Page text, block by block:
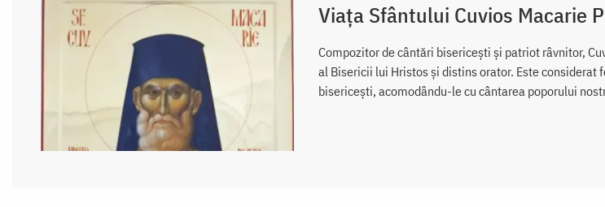
Viața Sfântului Cuvios Macarie
Compozitor de cântări bisericeşti şi patriot râvnitor,
al Bisericii lui Hristos şi distins orator. Este
bisericești, acomodându-le cu cântarea poporului